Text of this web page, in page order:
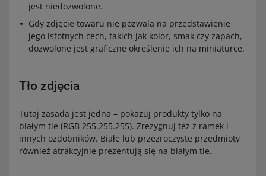
jest niedozwolone.
Gdy zdjęcie towaru nie pozwala na przedstawienie
jego istotnych cech, takich jak kolor, smak czy zapach,
dozwolone jest graficzne określenie ich na miniaturce.
Tło zdjęcia
Tutaj zasada jest jedna – pokazuj produkty tylko na
białym tle (RGB 255.255.255). Zrezygnuj też z ramek i
innych ozdobników. Białe lub przezroczyste przedmioty
również atrakcyjnie prezentują się na białym tle.